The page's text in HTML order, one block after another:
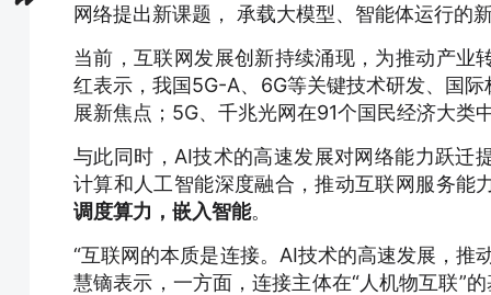
网络提出新课题， 承载大模型、智能体运行的
当前，互联网发展创新持续涌现，为推动产业
红表示，我国5G-A、6G等关键技术研发、国
展新焦点；5G、千兆光网在91个国民经济大类
与此同时，AI技术的高速发展对网络能力跃迁
计算和人工智能深度融合，推动互联网服务能
调度算力，嵌入智能。
“互联网的本质是连接。AI技术的高速发展，推
慧镝表示，一方面，连接主体在“人机物互联”